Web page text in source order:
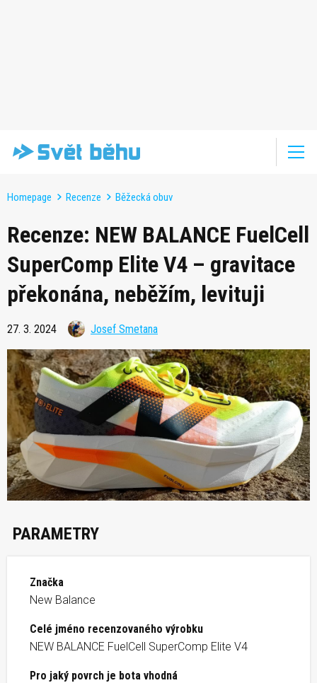
Homepage Recenze Běžecká obuv
Recenze: NEW BALANCE FuelCell
SuperComp Elite V4 – gravitace
překonána, neběžím, levituji
27. 3. 2024 Josef Smetana
PARAMETRY
Značka
New Balance
Celé jméno recenzovaného výrobku
NEW BALANCE FuelCell SuperComp Elite V4
Pro jaký povrch je bota vhodná